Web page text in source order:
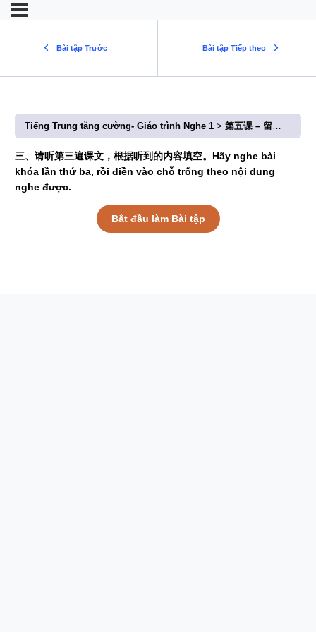
Bài tập Trước Bài tập Tiếp theo
Tiếng Trung tăng cường- Giáo trình Nghe 1 第五课 – 留学生宿舍在哪儿？(Bài 5: Ký túc xá du học sinh ở đâu?)
三、请听第三遍课文，根据听到的内容填空。Hãy nghe bài
khóa lần thứ ba, rồi điền vào chỗ trống theo nội dung
nghe được.